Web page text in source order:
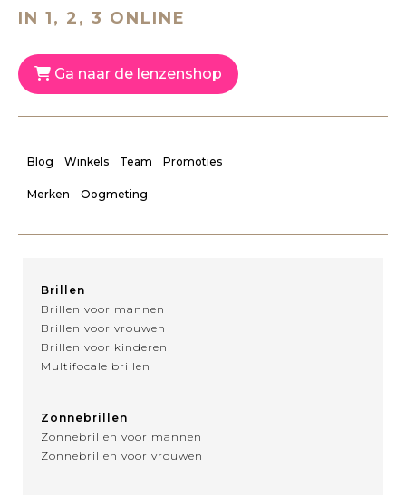
IN 1, 2, 3 ONLINE
Ga naar de lenzenshop
Blog Winkels Team Promoties
Merken Oogmeting
Brillen
Brillen voor mannen
Brillen voor vrouwen
Brillen voor kinderen
Multifocale brillen
Zonnebrillen
Zonnebrillen voor mannen
Zonnebrillen voor vrouwen